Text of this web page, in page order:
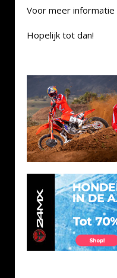
Voor meer informatie
Hopelijk tot dan!